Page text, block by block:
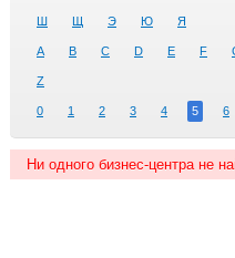
Ш Щ Э Ю Я
A B C D E F
Z
0 1 2 3 4 5 6
Ни одного бизнес-центра не